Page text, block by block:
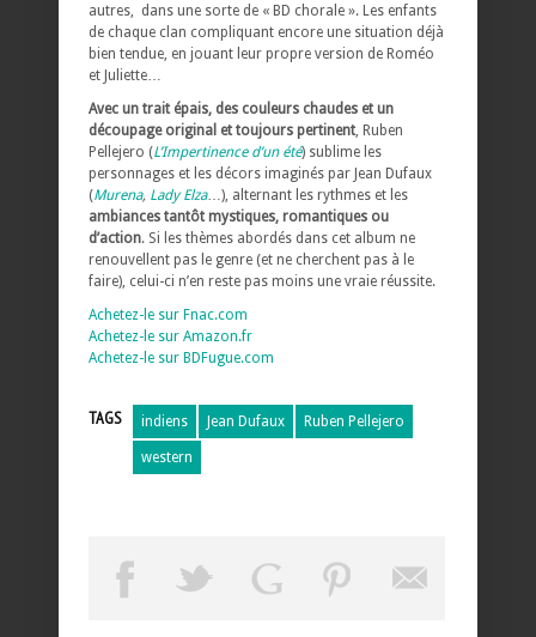
autres, dans une sorte de « BD chorale ». Les enfants
de chaque clan compliquant encore une situation déjà
bien tendue, en jouant leur propre version de Roméo
et Juliette…
Avec un trait épais, des couleurs chaudes et un
découpage original et toujours pertinent, Ruben
Pellejero (L’Impertinence d’un été) sublime les
personnages et les décors imaginés par Jean Dufaux
(Murena, Lady Elza…), alternant les rythmes et les
ambiances tantôt mystiques, romantiques ou
d’action. Si les thèmes abordés dans cet album ne
renouvellent pas le genre (et ne cherchent pas à le
faire), celui-ci n’en reste pas moins une vraie réussite.
Achetez-le sur Fnac.com
Achetez-le sur Amazon.fr
Achetez-le sur BDFugue.com
TAGS indiens Jean Dufaux Ruben Pellejero
western